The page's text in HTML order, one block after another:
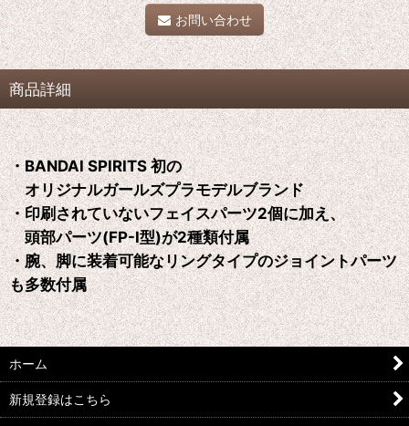
お問い合わせ
商品詳細
・BANDAI SPIRITS 初の
オリジナルガールズプラモデルブランド
・印刷されていないフェイスパーツ2個に加え、
頭部パーツ(FP-I型)が2種類付属
・腕、脚に装着可能なリングタイプのジョイントパーツ
も多数付属
ホーム
新規登録はこちら